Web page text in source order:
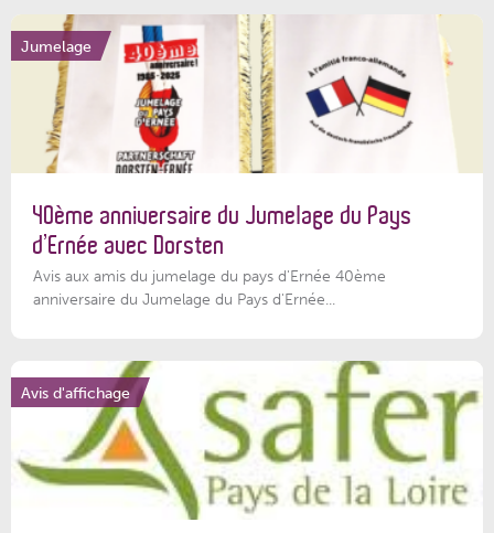
Jumelage
40ème anniversaire du Jumelage du Pays
d’Ernée avec Dorsten
Avis aux amis du jumelage du pays d'Ernée 40ème
anniversaire du Jumelage du Pays d'Ernée...
Avis d'affichage